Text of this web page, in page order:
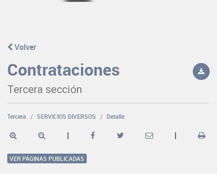
Volver
Contrataciones
Tercera sección
Tercera SERVICIOS DIVERSOS Detalle
| |
VER PÁGINAS PUBLICADAS